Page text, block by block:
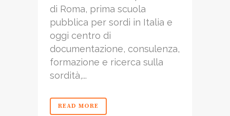
di Roma, prima scuola
pubblica per sordi in Italia e
oggi centro di
documentazione, consulenza,
formazione e ricerca sulla
sordità,...
READ MORE